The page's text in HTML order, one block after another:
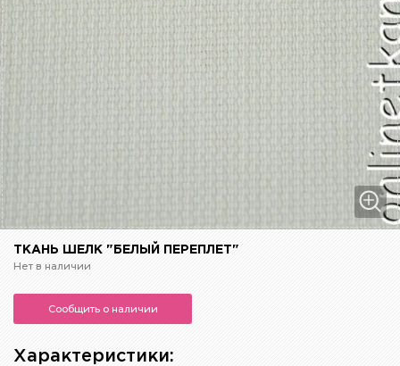
ТКАНЬ ШЕЛК "БЕЛЫЙ ПЕРЕПЛЕТ"
Нет в наличии
Сообщить о наличии
Характеристики: